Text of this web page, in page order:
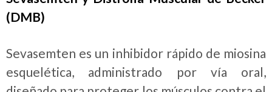
(DMB)
Sevasemten es un inhibidor rápido de miosina
esquelética, administrado por vía oral,